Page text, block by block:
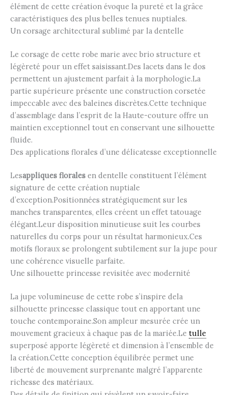
élément de cette création évoque la pureté et la grâce
caractéristiques des plus belles tenues nuptiales.
Un corsage architectural sublimé par la dentelle
Le corsage de cette robe marie avec brio structure et
légèreté pour un effet saisissant.Des lacets dans le dos
permettent un ajustement parfait à la morphologie.La
partie supérieure présente une construction corsetée
impeccable avec des baleines discrètes.Cette technique
d’assemblage dans l’esprit de la Haute-couture offre un
maintien exceptionnel tout en conservant une silhouette
fluide.
Des applications florales d’une délicatesse exceptionnelle
Lesappliques florales en dentelle constituent l’élément
signature de cette création nuptiale
d’exception.Positionnées stratégiquement sur les
manches transparentes, elles créent un effet tatouage
élégant.Leur disposition minutieuse suit les courbes
naturelles du corps pour un résultat harmonieux.Ces
motifs floraux se prolongent subtilement sur la jupe pour
une cohérence visuelle parfaite.
Une silhouette princesse revisitée avec modernité
La jupe volumineuse de cette robe s’inspire dela
silhouette princesse classique tout en apportant une
touche contemporaine.Son ampleur mesurée crée un
mouvement gracieux à chaque pas de la mariée.Le tulle
superposé apporte légèreté et dimension à l’ensemble de
la création.Cette conception équilibrée permet une
liberté de mouvement surprenante malgré l’apparente
richesse des matériaux.